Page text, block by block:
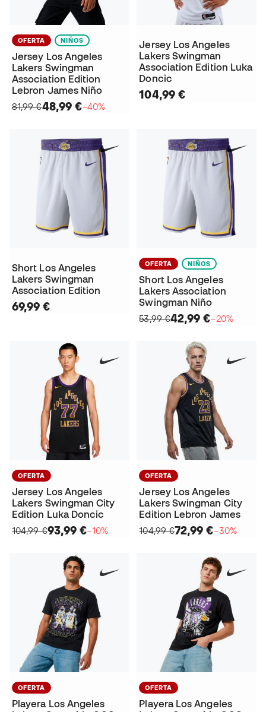
OFERTA NIÑOS
Jersey Los Angeles
Lakers Swingman
Association Edition
Lebron James Niño
81,99 €48,99 €−40%
Jersey Los Angeles
Lakers Swingman
Association Edition Luka
Doncic
104,99 €
Short Los Angeles
Lakers Swingman
Association Edition
69,99 €
OFERTA NIÑOS
Short Los Angeles
Lakers Association
Swingman Niño
53,99 €42,99 €−20%
OFERTA
Jersey Los Angeles
Lakers Swingman City
Edition Luka Doncic
104,99 €93,99 €−10%
OFERTA
Jersey Los Angeles
Lakers Swingman City
Edition Lebron James
104,99 €72,99 €−30%
OFERTA
Playera Los Angeles
OFERTA
Playera Los Angeles